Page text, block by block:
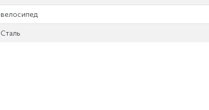
велосипед
Сталь